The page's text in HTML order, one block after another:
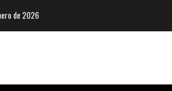
de 2026